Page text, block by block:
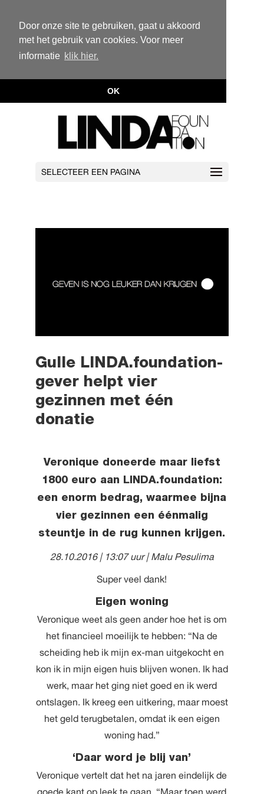
Door onze site te gebruiken, gaat u akkoord
met het gebruik van cookies. Voor meer
informatie klik hier.
OK
SELECTEER EEN PAGINA
Gulle LINDA.foundation-
gever helpt vier
gezinnen met één
donatie
Veronique doneerde maar liefst
1800 euro aan LINDA.foundation:
een enorm bedrag, waarmee bijna
vier gezinnen een éénmalig
steuntje in de rug kunnen krijgen.
28.10.2016 | 13:07 uur| Malu Pesulima
Super veel dank!
Eigen woning
Veronique weet als geen ander hoe het is om
het financieel moeilijk te hebben: “Na de
scheiding heb ik mijn ex-man uitgekocht en
kon ik in mijn eigen huis blijven wonen. Ik had
werk, maar het ging niet goed en ik werd
ontslagen. Ik kreeg een uitkering, maar moest
het geld terugbetalen, omdat ik een eigen
woning had.”
‘Daar word je blij van’
Veronique vertelt dat het na jaren eindelijk de
goede kant op leek te gaan. “Maar toen werd